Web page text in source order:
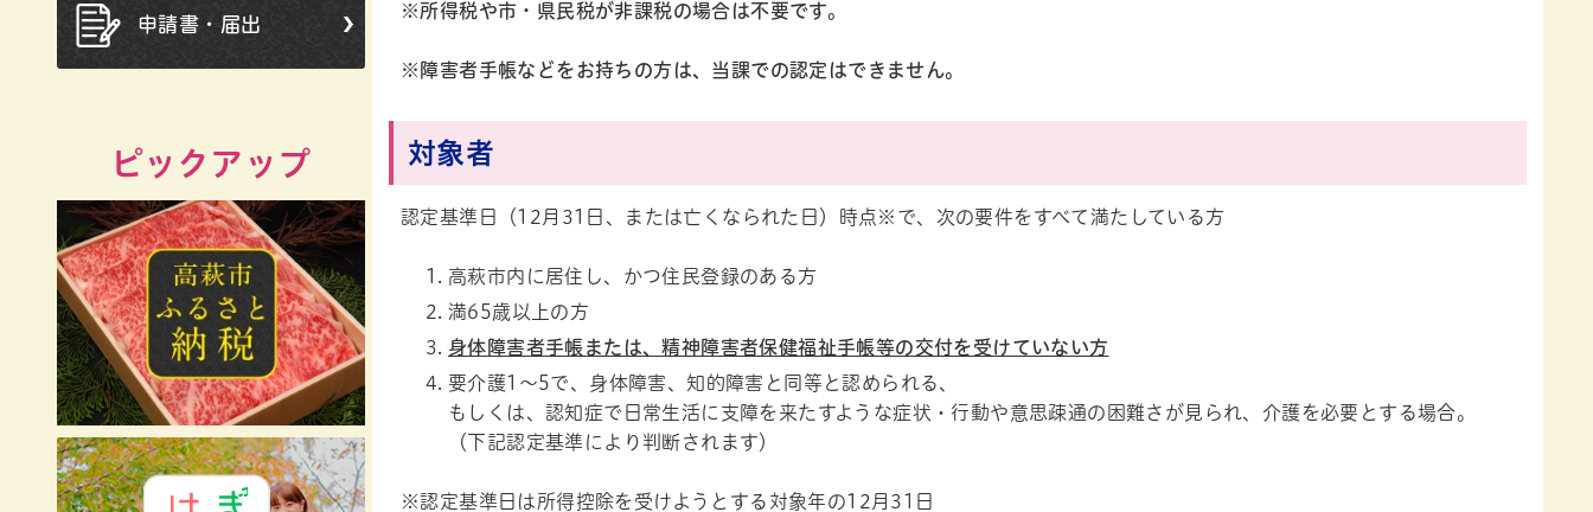
申請書・届出
ピックアップ
※所得税や市・県民税が非課税の場合は不要です。
※障害者手帳などをお持ちの方は、当課での認定はできません。
対象者
認定基準日（12月31日、または亡くなられた日）時点※で、次の要件をすべて満たしている方
高萩市内に居住し、かつ住民登録のある方
満65歳以上の方
身体障害者手帳または、精神障害者保健福祉手帳等の交付を受けていない方
要介護1～5で、身体障害、知的障害と同等と認められる、
もしくは、認知症で日常生活に支障を来たすような症状・行動や意思疎通の困難さが見られ、介護を必要とする場合。
（下記認定基準により判断されます）
※認定基準日は所得控除を受けようとする対象年の12月31日